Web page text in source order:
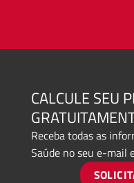
CALCULE SEU
Receba todas as
Saúde no seu e-mail